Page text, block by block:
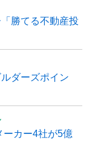
勝てる不動産投
ダーズポイン
ーカー4社が5億